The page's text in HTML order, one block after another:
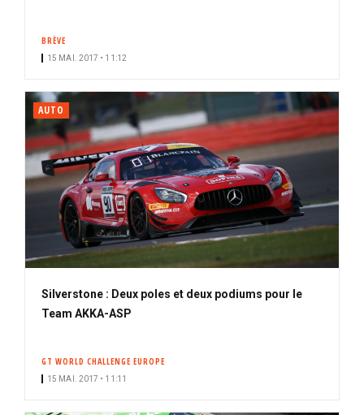
BRÈVE
15 MAI. 2017 • 11:12
AUTO
Silverstone : Deux poles et deux podiums pour le
Team AKKA-ASP
GT WORLD CHALLENGE EUROPE
15 MAI. 2017 • 11:11